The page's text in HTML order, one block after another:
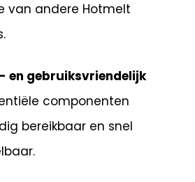
van andere Hotmelt
en gebruiksvriendelijk
componenten
bereikbaar en snel